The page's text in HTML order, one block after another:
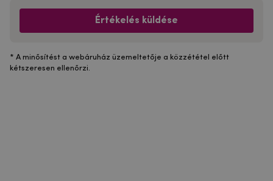
Értékelés küldése
* A minősítést a webáruház üzemeltetője a közzététel előtt
kétszeresen ellenőrzi.